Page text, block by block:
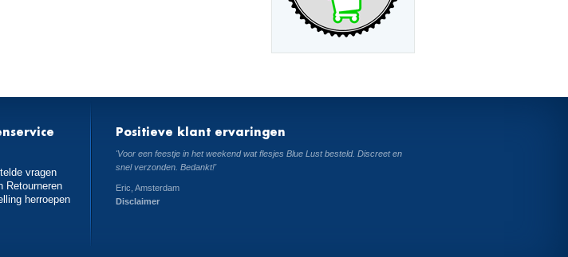
vragen
Retourneren
herroepen
Positieve klant ervaringen
'Voor een feestje in het weekend wat flesjes Blue Lust besteld. Discreet en
snel verzonden. Bedankt!'
Eric, Amsterdam
Disclaimer